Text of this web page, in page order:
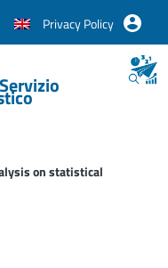
Privacy Policy
on statistical